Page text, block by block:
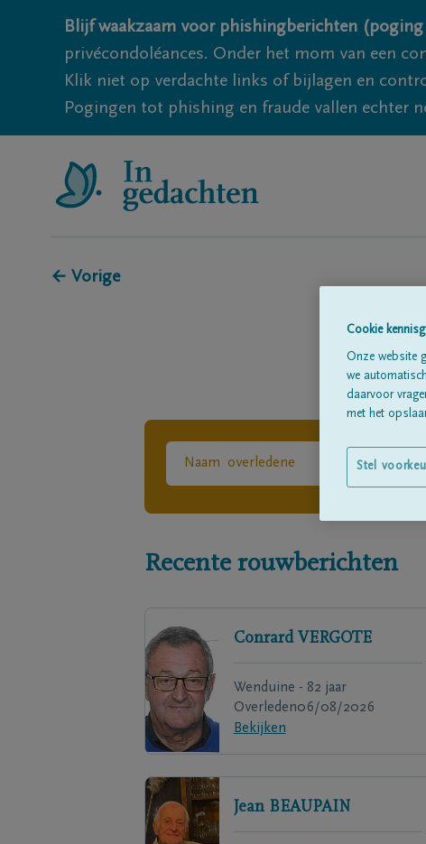
Blijf waakzaam voor phishingberichten
privécondoléances. Onder het mom van een
Klik niet op verdachte links of bijlagen en
Pogingen tot phishing en fraude vallen echter
← Vorige
Recente rouwberichten
Conrard VERGOTE
Wenduine - 82 jaar
Overleden06/08/2026
Bekijken
Jean BEAUPAIN
Cookie
Onze website
we
daarvoor
met het
Stel